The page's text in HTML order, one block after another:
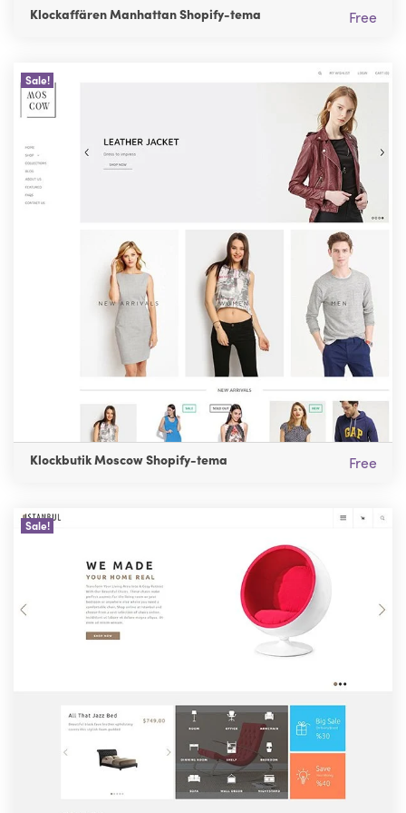
Klockaffären Manhattan Shopify-tema Free
Sale!
Klockbutik Moscow Shopify-tema Free
Sale!